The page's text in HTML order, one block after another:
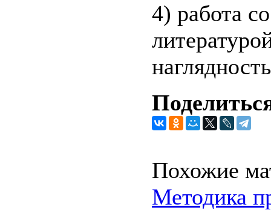
4) работа
Похожие
Методика